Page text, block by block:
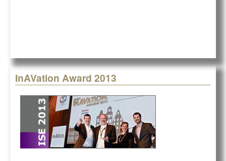
InAVation Award 2013